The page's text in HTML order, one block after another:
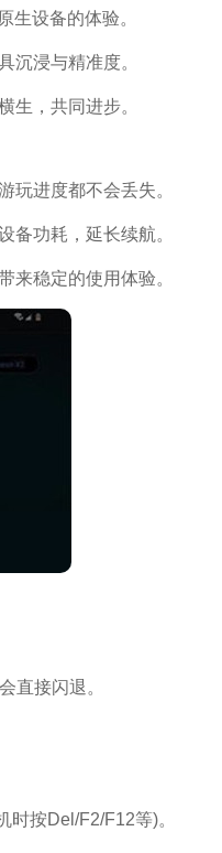
生设备的体验。
沉浸与精准度。
生，共同进步。
玩进度都不会丢失。
备功耗，延长续航。
来稳定的使用体验。
直接闪退。
按Del/F2/F12等)。